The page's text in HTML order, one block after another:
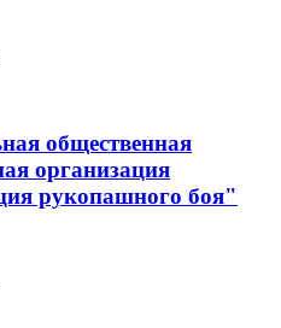
общественная
организация
рукопашного боя"